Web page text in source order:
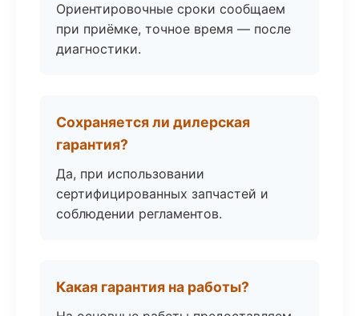
Ориентировочные сроки сообщаем
при приёмке, точное время — после
диагностики.
Сохраняется ли дилерская
гарантия?
Да, при использовании
сертифицированных запчастей и
соблюдении регламентов.
Какая гарантия на работы?